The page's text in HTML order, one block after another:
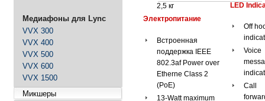
Медиафоны для Lync
VVX 300
VVX 400
VVX 500
VVX 600
VVX 1500
Микшеры
2,5 кг
Электропитание
Встроенная
поддержка IEEE
802.3af Power over
Etherne Class 2
(PoE)
13-Watt maximum
LED
Off
Voice
Call